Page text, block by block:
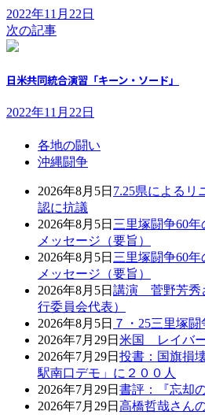
2022年11月22日
次の記事
日米共同統合演習「キーン・ソード」
2022年11月22日
各地の闘い
沖縄闘争
2026年8月5日 7.25県によるリ
認に抗議
2026年8月5日 三里塚闘争60
メッセージ（要旨）
2026年8月5日 三里塚闘争60
メッセージ（要旨）
2026年8月5日 講演 菅野芳秀
行委員会代表）
2026年8月5日 ７・25三里塚
2026年7月29日 米国 レイバ
2026年7月29日 投書：国旗損
駅南口デモ」に２００人
2026年7月29日 書評：『忘却
2026年7月29日 高橋哲哉さん